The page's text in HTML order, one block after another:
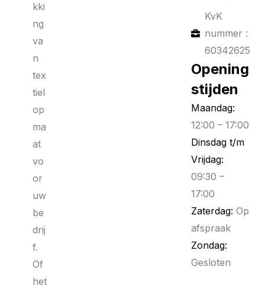
kki
ng
va
n
tex
tiel
op
ma
at
vo
or
uw
be
drij
f.
Of
het
KvK
nummer :
60342625
Opening
stijden
Maandag:
12:00 – 17:00
Dinsdag t/m
Vrijdag:
09:30 –
17:00
Zaterdag: Op
afspraak
Zondag:
Gesloten